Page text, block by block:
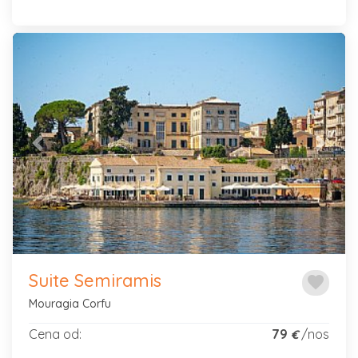
Previous Next
favorite
Suite Semiramis
Mouragia Corfu
Cena od: 79 €/nos